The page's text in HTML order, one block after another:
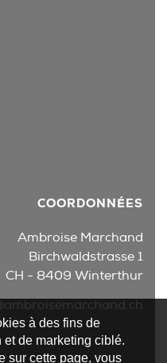
COORDONNÉES
Ambroise Marchand
Birchwaldstrasse 1
CH - 8409 Winterthur
à des fins de
et de marketing ciblé.
sur cette page, vous